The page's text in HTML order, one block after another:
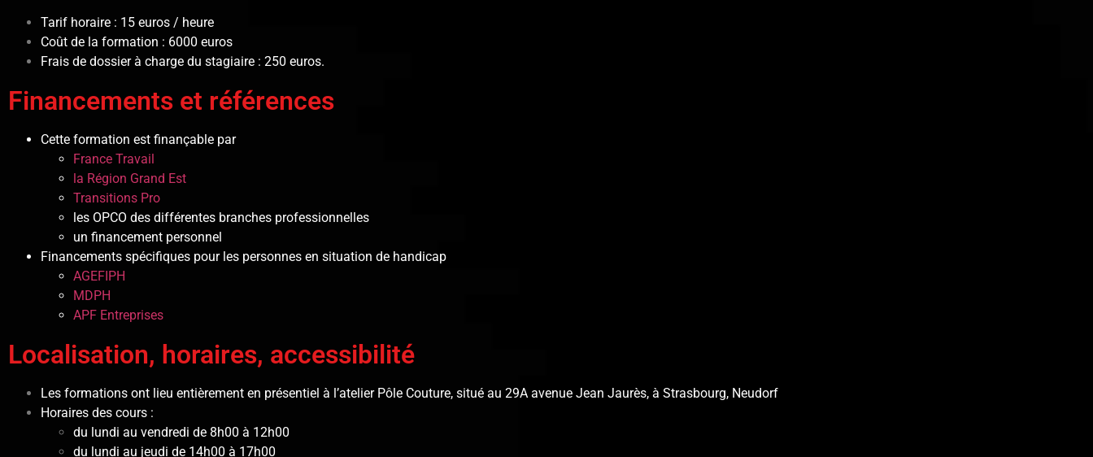
Tarif horaire : 15 euros / heure
Coût de la formation : 6000 euros
Frais de dossier à charge du stagiaire : 250 euros.
Financements et références
Cette formation est finançable par
France Travail
la Région Grand Est
Transitions Pro
les OPCO des différentes branches professionnelles
un financement personnel
Financements spécifiques pour les personnes en situation de handicap
AGEFIPH
MDPH
APF Entreprises
Localisation, horaires, accessibilité
Les formations ont lieu entièrement en présentiel à l’atelier Pôle Couture, situé au 29A avenue Jean Jaurès, à Strasbourg, Neudorf
Horaires des cours :
du lundi au vendredi de 8h00 à 12h00
du lundi au jeudi de 14h00 à 17h00